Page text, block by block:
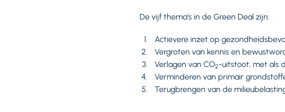
De vijf thema’s in de Green Deal zijn:
Actievere inzet op
Vergroten van kennis en
Verlagen van CO2-uitstoot, met als
Verminderen van primair
Terugbrengen van de